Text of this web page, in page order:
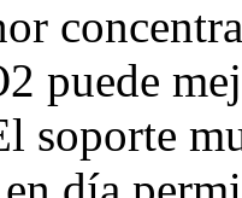
puede
soporte